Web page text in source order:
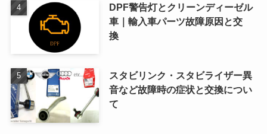
DPF警告灯とクリーンディーゼル
車｜輸入車パーツ故障原因と交
換
スタビリンク・スタビライザー異
音など故障時の症状と交換につい
て